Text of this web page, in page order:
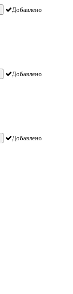
Добавлено
Добавлено
Добавлено